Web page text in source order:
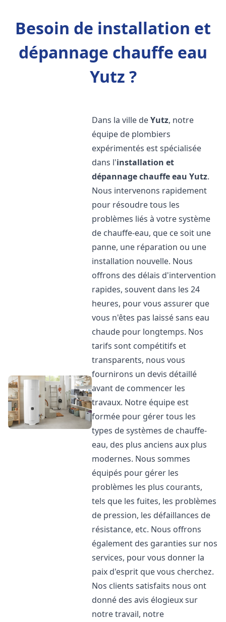
Besoin de installation et
dépannage chauffe eau
Yutz ?
Dans la ville deYutz, notre
équipe de plombiers
expérimentés est spécialisée
dans l'installation et
dépannage chauffe eau Yutz.
Nous intervenons rapidement
pour résoudre tous les
problèmes liés à votre système
de chauffe-eau, que ce soit une
panne, une réparation ou une
installation nouvelle. Nous
offrons des délais d'intervention
rapides, souvent dans les 24
heures, pour vous assurer que
vous n'êtes pas laissé sans eau
chaude pour longtemps. Nos
tarifs sont compétitifs et
transparents, nous vous
fournirons un devis détaillé
avant de commencer les
travaux. Notre équipe est
formée pour gérer tous les
types de systèmes de chauffe-
eau, des plus anciens aux plus
modernes. Nous sommes
équipés pour gérer les
problèmes les plus courants,
tels que les fuites, les problèmes
de pression, les défaillances de
résistance, etc. Nous offrons
également des garanties sur nos
services, pour vous donner la
paix d'esprit que vous cherchez.
Nos clients satisfaits nous ont
donné des avis élogieux sur
notre travail, notre